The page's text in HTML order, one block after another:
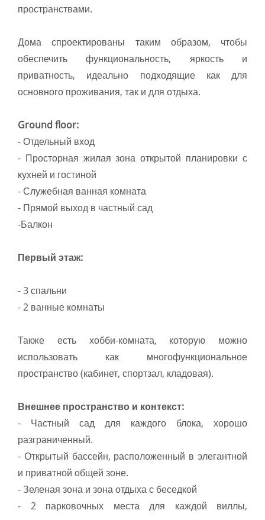
пространствами.
Дома спроектированы таким образом, чтобы
обеспечить функциональность, яркость и
приватность, идеально подходящие как для
основного проживания, так и для отдыха.
Ground floor:
- Отдельный вход
- Просторная жилая зона открытой планировки с
кухней и гостиной
- Служебная ванная комната
- Прямой выход в частный сад
-Балкон
Первый этаж:
- 3 спальни
- 2 ванные комнаты
Также есть хобби-комната, которую можно
использовать как многофункциональное
пространство (кабинет, спортзал, кладовая).
Внешнее пространство и контекст:
- Частный сад для каждого блока, хорошо
разграниченный.
- Открытый бассейн, расположенный в элегантной
и приватной общей зоне.
- Зеленая зона и зона отдыха с беседкой
- 2 парковочных места для каждой виллы,